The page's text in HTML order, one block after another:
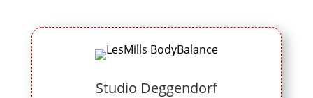
Studio Deggendorf